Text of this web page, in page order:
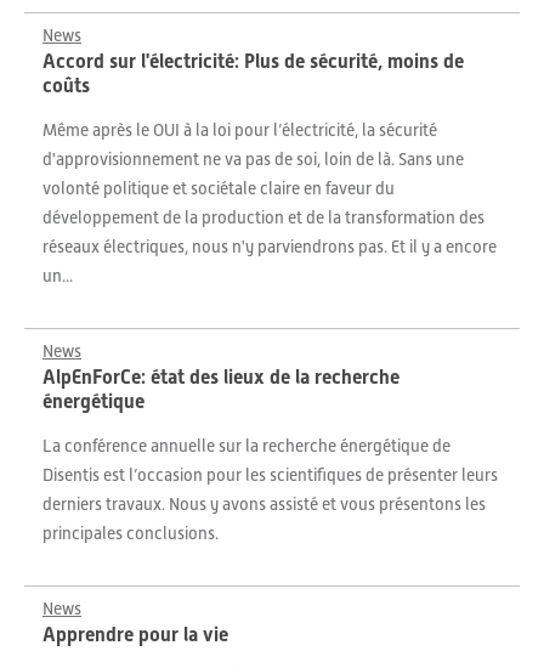
News
Accord sur l'électricité: Plus de sécurité, moins de
coûts
Même après le OUI à la loi pour l’électricité, la sécurité
d'approvisionnement ne va pas de soi, loin de là. Sans une
volonté politique et sociétale claire en faveur du
développement de la production et de la transformation des
réseaux électriques, nous n'y parviendrons pas. Et il y a encore
un...
News
AlpEnForCe: état des lieux de la recherche
énergétique
La conférence annuelle sur la recherche énergétique de
Disentis est l’occasion pour les scientifiques de présenter leurs
derniers travaux. Nous y avons assisté et vous présentons les
principales conclusions.
News
Apprendre pour la vie